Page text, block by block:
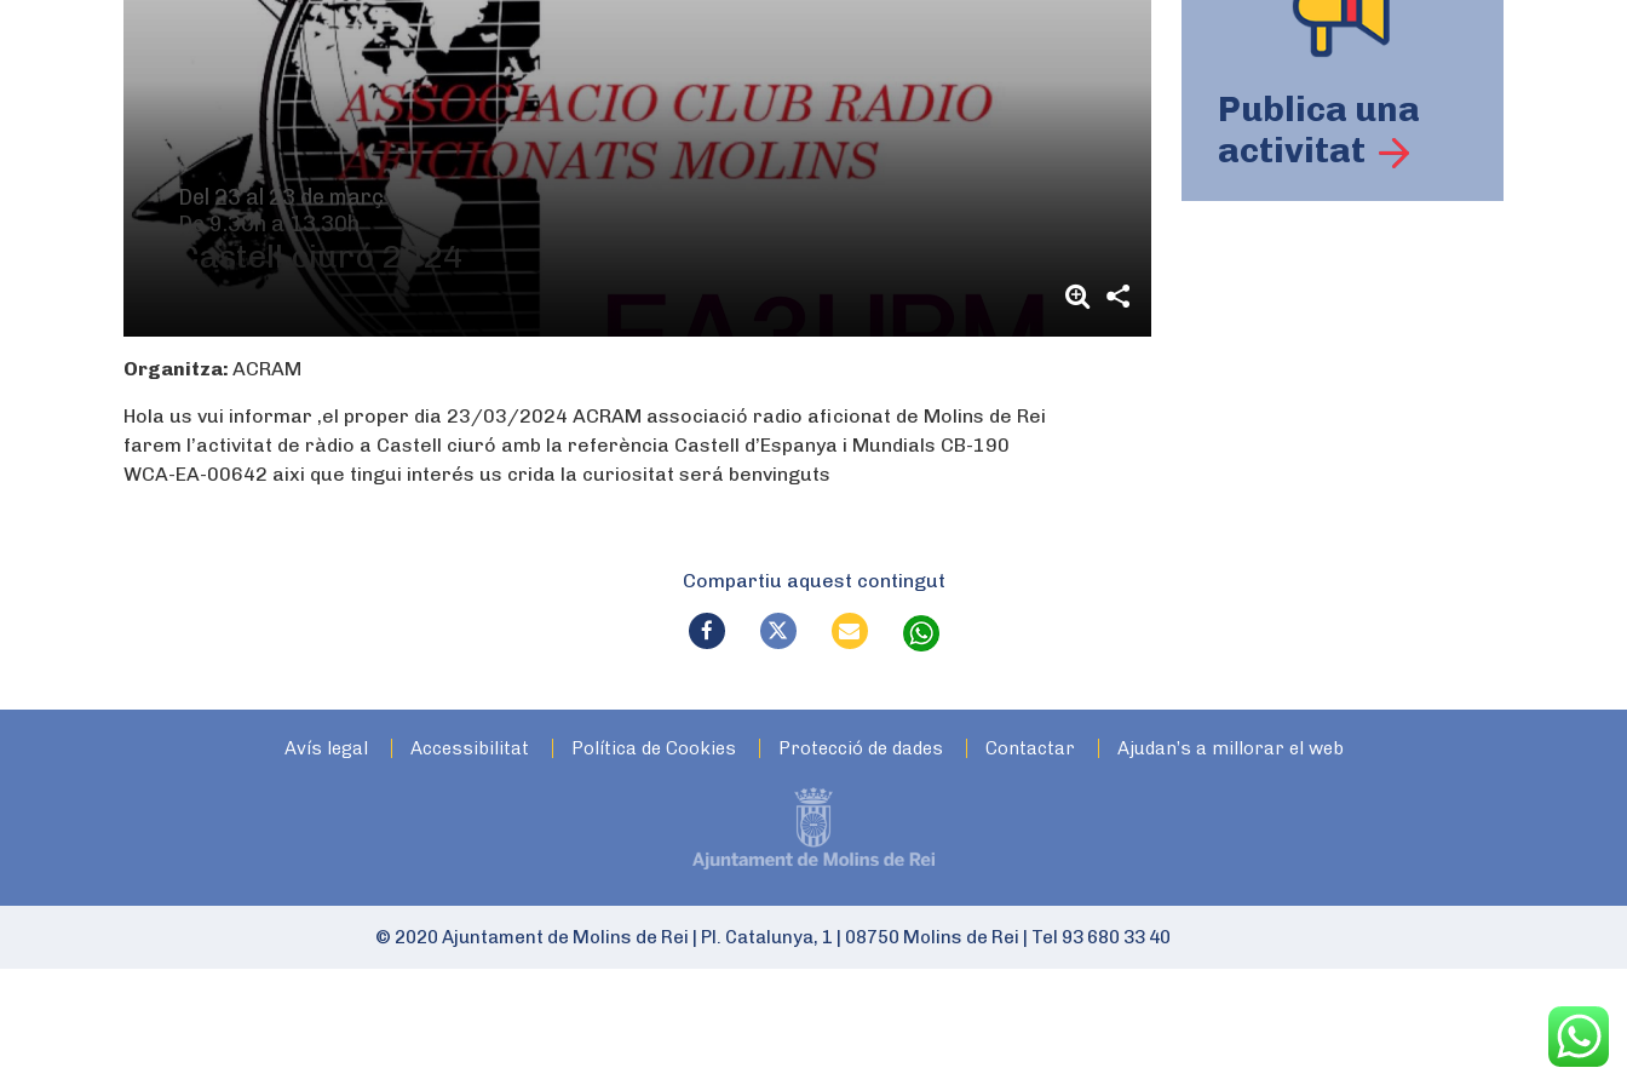
Del 23 al 23 de març
De 9.30h a 13.30h
Castell ciuró 2024
Organitza: ACRAM
Hola us vui informar ,el proper dia 23/03/2024 ACRAM associació radio aficionat de Molins de Rei
farem l’activitat de ràdio a Castell ciuró amb la referència Castell d’Espanya i Mundials CB-190
WCA-EA-00642 aixi que tingui interés us crida la curiositat será benvinguts
Publica una
activitat
Compartiu aquest contingut
Avís legal Accessibilitat Política de Cookies Protecció de dades Contactar Ajudan’s a millorar el web
© 2020 Ajuntament de Molins de Rei Pl. Catalunya, 1 08750 Molins de Rei Tel 93 680 33 40